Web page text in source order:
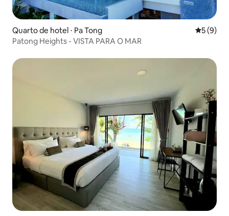
Quarto de hotel ⋅ Pa Tong 5 de
5 (9)
Patong Heights - VISTA PARA O MAR